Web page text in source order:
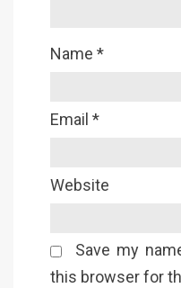
Name *
Email *
Website
Save my
this browser for